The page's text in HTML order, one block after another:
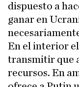
dispuesto a
ganar en
En el interior
transmitir que
recursos. En